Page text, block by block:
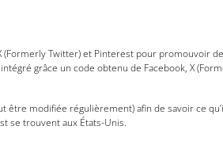
Twitter) et Pinterest pour promouvoir
grâce un code obtenu de Facebook, X
modifiée régulièrement) afin de savoir ce
se trouvent aux États-Unis.